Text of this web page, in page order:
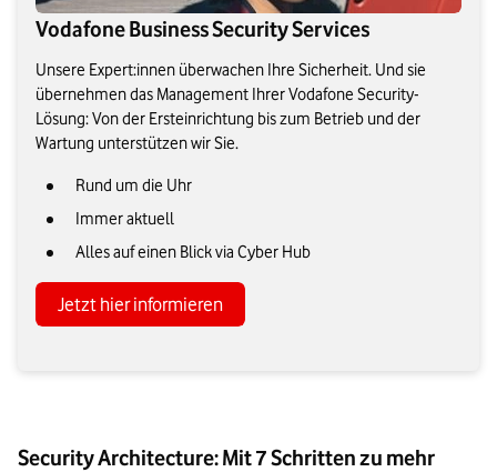
Vodafone Business Security Services
Unsere Expert:innen überwachen Ihre Sicherheit. Und sie
übernehmen das Management Ihrer Vodafone Security-
Lösung: Von der Ersteinrichtung bis zum Betrieb und der
Wartung unterstützen wir Sie.
Rund um die Uhr
Immer aktuell
Alles auf einen Blick via Cyber Hub
Jetzt hier informieren
Security Architecture: Mit 7 Schritten zu mehr